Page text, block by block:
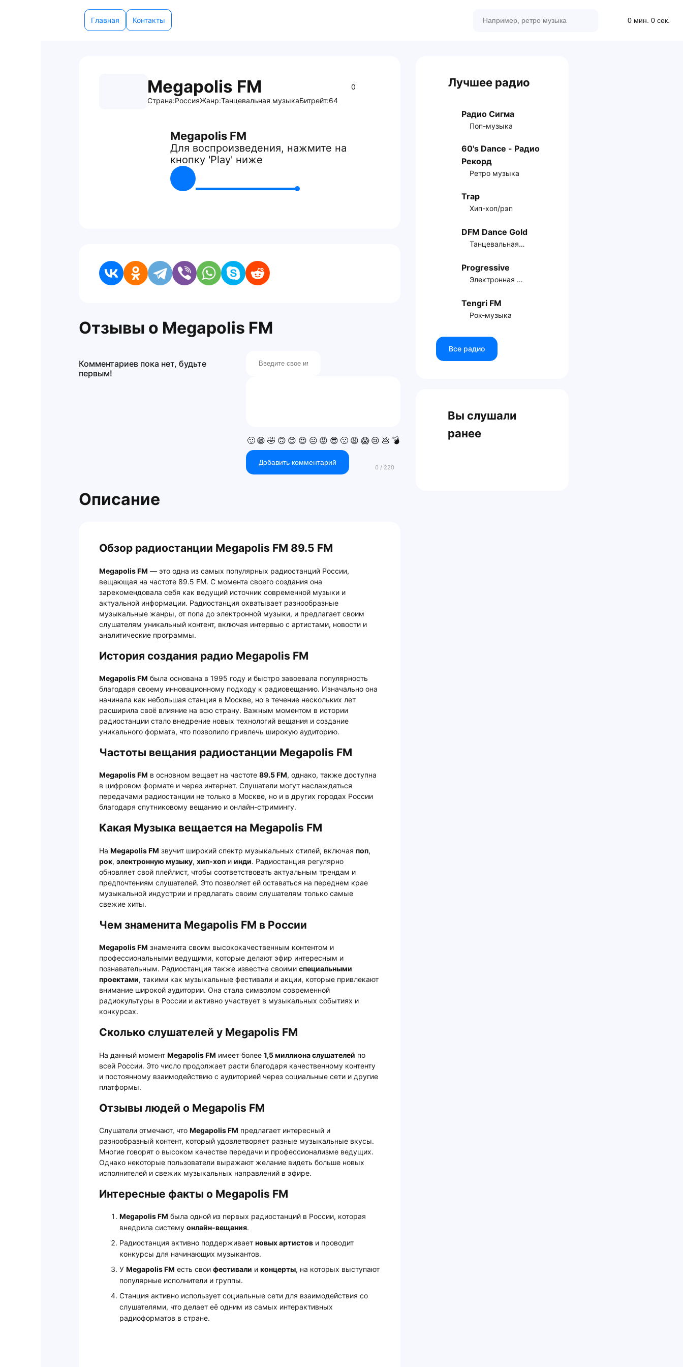
Главная Контакты 0 мин. 0 сек.
Megapolis FM
0
Страна:РоссияЖанр:Танцевальная музыкаБитрейт:64
Megapolis FM
Для воспроизведения, нажмите на
кнопку 'Play' ниже
Отзывы о Megapolis FM
🙂 😁 🤣 🙃 😊 😍 😐 😡 😎 🙁 😩 😱 😢 💩 💣
Добавить комментарий
Комментариев пока нет, будьте
первым!
Описание
Обзор радиостанции Megapolis FM 89.5 FM
Megapolis FM — это одна из самых популярных радиостанций России,
вещающая на частоте 89.5 FM. С момента своего создания она
зарекомендовала себя как ведущий источник современной музыки и
актуальной информации. Радиостанция охватывает разнообразные
музыкальные жанры, от попа до электронной музыки, и предлагает своим
слушателям уникальный контент, включая интервью с артистами, новости и
аналитические программы.
История создания радио Megapolis FM
Megapolis FM была основана в 1995 году и быстро завоевала популярность
благодаря своему инновационному подходу к радиовещанию. Изначально она
начинала как небольшая станция в Москве, но в течение нескольких лет
расширила своё влияние на всю страну. Важным моментом в истории
радиостанции стало внедрение новых технологий вещания и создание
уникального формата, что позволило привлечь широкую аудиторию.
Частоты вещания радиостанции Megapolis FM
Megapolis FM в основном вещает на частоте 89.5 FM, однако, также доступна
в цифровом формате и через интернет. Слушатели могут наслаждаться
передачами радиостанции не только в Москве, но и в других городах России
благодаря спутниковому вещанию и онлайн-стримингу.
Какая Музыка вещается на Megapolis FM
На Megapolis FM звучит широкий спектр музыкальных стилей, включая поп,
рок, электронную музыку, хип-хоп и инди. Радиостанция регулярно
обновляет свой плейлист, чтобы соответствовать актуальным трендам и
предпочтениям слушателей. Это позволяет ей оставаться на переднем крае
музыкальной индустрии и предлагать своим слушателям только самые
свежие хиты.
Чем знаменита Megapolis FM в России
Megapolis FM знаменита своим высококачественным контентом и
профессиональными ведущими, которые делают эфир интересным и
познавательным. Радиостанция также известна своими специальными
проектами, такими как музыкальные фестивали и акции, которые привлекают
внимание широкой аудитории. Она стала символом современной
радиокультуры в России и активно участвует в музыкальных событиях и
конкурсах.
Сколько слушателей у Megapolis FM
На данный момент Megapolis FM имеет более 1,5 миллиона слушателей по
всей России. Это число продолжает расти благодаря качественному контенту
и постоянному взаимодействию с аудиторией через социальные сети и другие
платформы.
Отзывы людей о Megapolis FM
Слушатели отмечают, что Megapolis FM предлагает интересный и
разнообразный контент, который удовлетворяет разные музыкальные вкусы.
Многие говорят о высоком качестве передачи и профессионализме ведущих.
Однако некоторые пользователи выражают желание видеть больше новых
исполнителей и свежих музыкальных направлений в эфире.
Интересные факты о Megapolis FM
Megapolis FM была одной из первых радиостанций в России, которая
внедрила систему онлайн-вещания.
Радиостанция активно поддерживает новых артистов и проводит
конкурсы для начинающих музыкантов.
У Megapolis FM есть свои фестивали и концерты, на которых выступают
популярные исполнители и группы.
Станция активно использует социальные сети для взаимодействия со
слушателями, что делает её одним из самых интерактивных
радиоформатов в стране.
Лучшее радио
Радио Сигма
Поп-музыка
60's Dance - Радио
Рекорд
Ретро музыка
Trap
Хип-хоп/рэп
DFM Dance Gold
Танцевальная музыка
Progressive
Электронная музыка
Tengri FM
Рок-музыка
Все радио
Вы слушали
ранее